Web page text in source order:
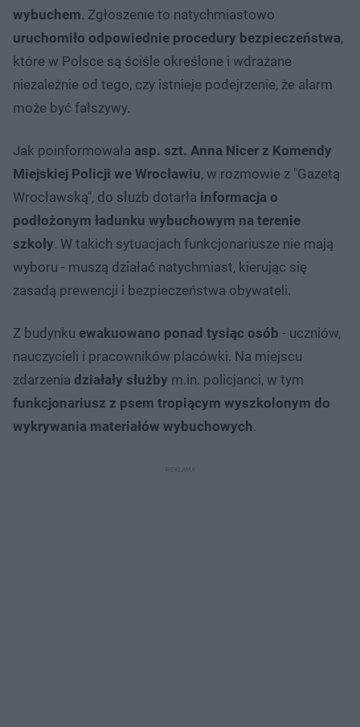
wybuchem. Zgłoszenie to natychmiastowo
uruchomiło odpowiednie procedury bezpieczeństwa,
które w Polsce są ściśle określone i wdrażane
niezależnie od tego, czy istnieje podejrzenie, że alarm
może być fałszywy.
Jak poinformowała asp. szt. Anna Nicer z Komendy
Miejskiej Policji we Wrocławiu, w rozmowie z "Gazetą
Wrocławską", do służb dotarła informacja o
podłożonym ładunku wybuchowym na terenie
szkoły. W takich sytuacjach funkcjonariusze nie mają
wyboru - muszą działać natychmiast, kierując się
zasadą prewencji i bezpieczeństwa obywateli.
Z budynku ewakuowano ponad tysiąc osób - uczniów,
nauczycieli i pracowników placówki. Na miejscu
zdarzenia działały służby m.in. policjanci, w tym
funkcjonariusz z psem tropiącym wyszkolonym do
wykrywania materiałów wybuchowych.